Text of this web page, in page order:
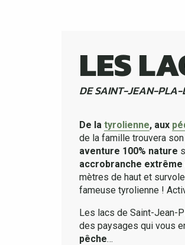
LES
DE SAINT-JEAN-PLA-
De la tyrolienne, aux
de la famille trouvera
aventure 100% nature
accrobranche extrême
mètres de haut et
fameuse tyrolienne !
Les lacs de Saint-Jean-
des paysages qui vous
pêche…